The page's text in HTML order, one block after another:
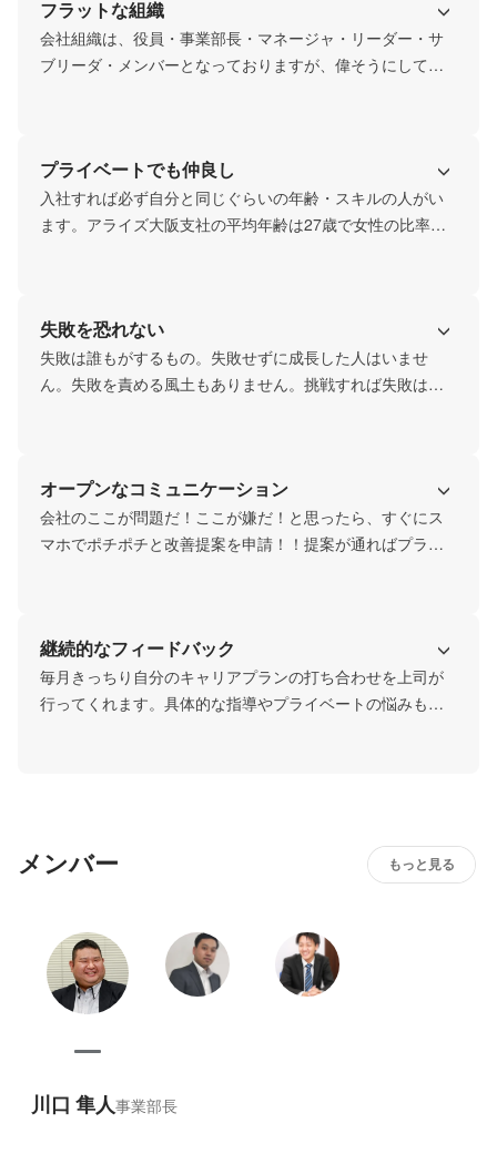
フラットな組織
会社組織は、役員・事業部長・マネージャ・リーダー・サ
ブリーダ・メンバーとなっておりますが、偉そうにしてい
できています。規律ある組織の中にいて、社員みんなが楽
しく成長していける自慢の組織です。
プライベートでも仲良し
入社すれば必ず自分と同じぐらいの年齢・スキルの人がい
ます。アライズ大阪支社の平均年齢は27歳で女性の比率は4
たり懇親会を行うこともあります。
失敗を恐れない
失敗は誰もがするもの。失敗せずに成長した人はいませ
ん。失敗を責める風土もありません。挑戦すれば失敗は必
オープンなコミュニケーション
会社のここが問題だ！ここが嫌だ！と思ったら、すぐにス
マホでポチポチと改善提案を申請！！提案が通ればプラス
継続的なフィードバック
毎月きっちり自分のキャリアプランの打ち合わせを上司が
行ってくれます。具体的な指導やプライベートの悩みも相
メンバー もっと見る
川口 隼人事業部長